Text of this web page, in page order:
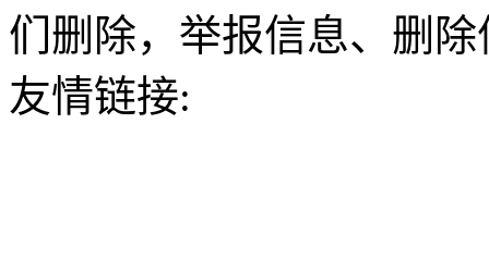
们删除，举报信息、删
友情链接: